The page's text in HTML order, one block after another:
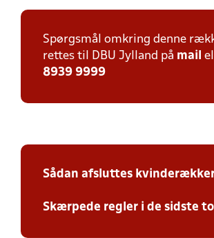
Spørgsmål omkring denne
rettes til DBU Jylland på mail
8939 9999
Sådan afsluttes
Skærpede regler i de sidste